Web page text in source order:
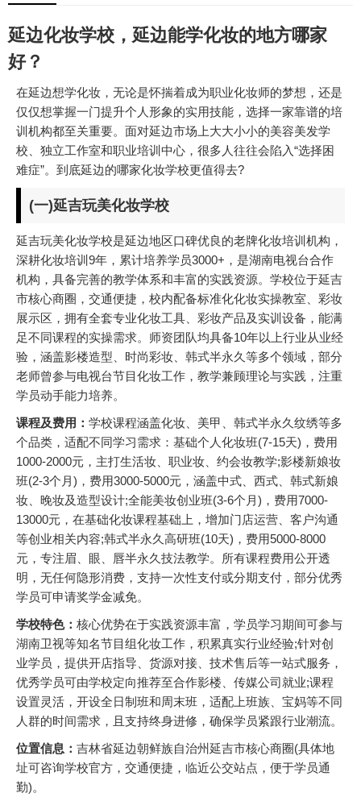
延边化妆学校，延边能学化妆的地方哪家
好？
在延边想学化妆，无论是怀揣着成为职业化妆师的梦想，还是
仅仅想掌握一门提升个人形象的实用技能，选择一家靠谱的培
训机构都至关重要。面对延边市场上大大小小的美容美发学
校、独立工作室和职业培训中心，很多人往往会陷入“选择困
难症”。到底延边的哪家化妆学校更值得去?
(一)延吉玩美化妆学校
延吉玩美化妆学校是延边地区口碑优良的老牌化妆培训机构，
深耕化妆培训9年，累计培养学员3000+，是湖南电视台合作
机构，具备完善的教学体系和丰富的实践资源。学校位于延吉
市核心商圈，交通便捷，校内配备标准化化妆实操教室、彩妆
展示区，拥有全套专业化妆工具、彩妆产品及实训设备，能满
足不同课程的实操需求。师资团队均具备10年以上行业从业经
验，涵盖影楼造型、时尚彩妆、韩式半永久等多个领域，部分
老师曾参与电视台节目化妆工作，教学兼顾理论与实践，注重
学员动手能力培养。
课程及费用： 学校课程涵盖化妆、美甲、韩式半永久纹绣等多
个品类，适配不同学习需求：基础个人化妆班(7-15天)，费用
1000-2000元，主打生活妆、职业妆、约会妆教学;影楼新娘妆
班(2-3个月)，费用3000-5000元，涵盖中式、西式、韩式新娘
妆、晚妆及造型设计;全能美妆创业班(3-6个月)，费用7000-
13000元，在基础化妆课程基础上，增加门店运营、客户沟通
等创业相关内容;韩式半永久高研班(10天)，费用5000-8000
元，专注眉、眼、唇半永久技法教学。所有课程费用公开透
明，无任何隐形消费，支持一次性支付或分期支付，部分优秀
学员可申请奖学金减免。
学校特色： 核心优势在于实践资源丰富，学员学习期间可参与
湖南卫视等知名节目组化妆工作，积累真实行业经验;针对创
业学员，提供开店指导、货源对接、技术售后等一站式服务，
优秀学员可由学校定向推荐至合作影楼、传媒公司就业;课程
设置灵活，开设全日制班和周末班，适配上班族、宝妈等不同
人群的时间需求，且支持终身进修，确保学员紧跟行业潮流。
位置信息： 吉林省延边朝鲜族自治州延吉市核心商圈(具体地
址可咨询学校官方，交通便捷，临近公交站点，便于学员通
勤)。